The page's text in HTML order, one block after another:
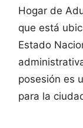
Hogar de
que está
Estado
posesión es
para la